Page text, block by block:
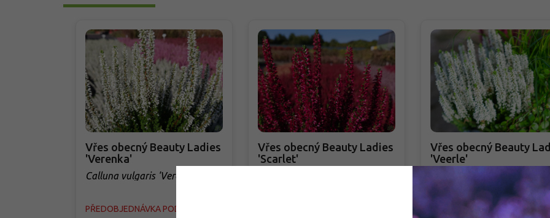
Vřes obecný Beauty Ladies
'Verenka'
Calluna vulgaris 'Verenka'
PŘEDOBJEDNÁVKA PODZIM 2026
Vřes obecný Beauty Ladies
'Scarlet'
Vřes obecný Beauty
'Veerle'
Calluna vulgaris Beauty
'Veerle'
PŘEDOBJEDNÁVKA PODZIM